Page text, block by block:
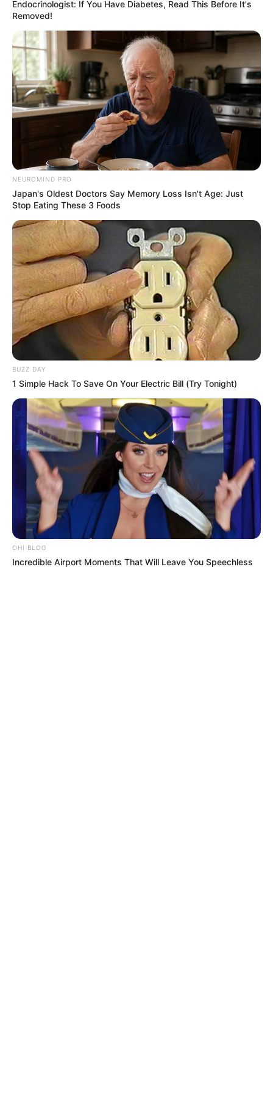
COMPARTIR
ALERTA BOGOTÁ EN GOOGLE NEWS
TEMAS RELACIONADOS
NOTICIAS ANTIOQUIA
ANZÁ - ANTIOQUIA
TRAGENDIA
MEDIDA DE ASEGURAMIENTO CÁRCEL
MANTÉNGASE EN ALERTA
Tenemos todas las noticias que le
interesan. Para estar bien informado, por
favor, active las notificaciones de Alerta.
ACTIVAR AHORA
TEMAS DESTACADOS
METRO DE MEDELLÍN
ELECCIONES PRESIDENCIALES
MARINILLA - ANTIOQUIA
EPM
YONDÓ - ANTIOQUIA
RIONEGRO
Endocrinologist: If You Have Diabetes, Read This Before It's
Removed!
NEUROMIND PRO
Japan's Oldest Doctors Say Memory Loss Isn't Age: Just
Stop Eating These 3 Foods
BUZZ DAY
1 Simple Hack To Save On Your Electric Bill (Try Tonight)
OHI BLOG
Incredible Airport Moments That Will Leave You Speechless